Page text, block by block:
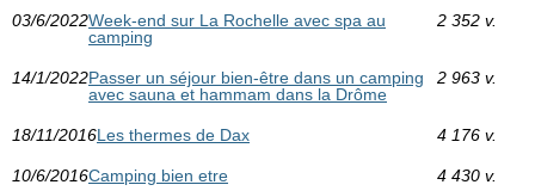
03/6/2022Week-end sur La Rochelle avec spa au
camping
2 352 v.
14/1/2022Passer un séjour bien-être dans un camping
avec sauna et hammam dans la Drôme
2 963 v.
18/11/2016Les thermes de Dax 4 176 v.
10/6/2016Camping bien etre 4 430 v.